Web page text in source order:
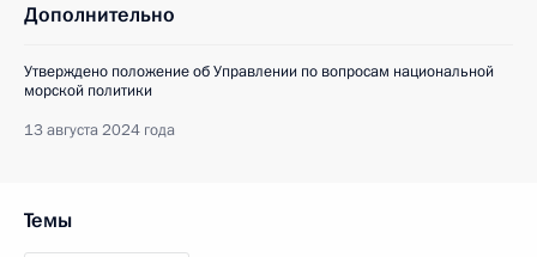
Дополнительно
Утверждено положение об Управлении по вопросам национальной
морской политики
13 августа 2024 года
Темы